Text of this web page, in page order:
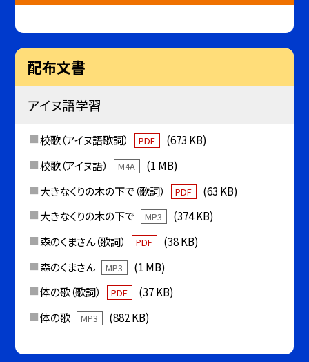
配布文書
アイヌ語学習
校歌（アイヌ語歌詞） PDF
(673 KB)
校歌（アイヌ語）
M4A
(1 MB)
大きなくりの木の下で（歌詞）
PDF
(63 KB)
大きなくりの木の下で
MP3
(374 KB)
森のくまさん（歌詞）
PDF
(38 KB)
森のくまさん
MP3
(1 MB)
体の歌（歌詞）
PDF
(37 KB)
体の歌
MP3 (882 KB)